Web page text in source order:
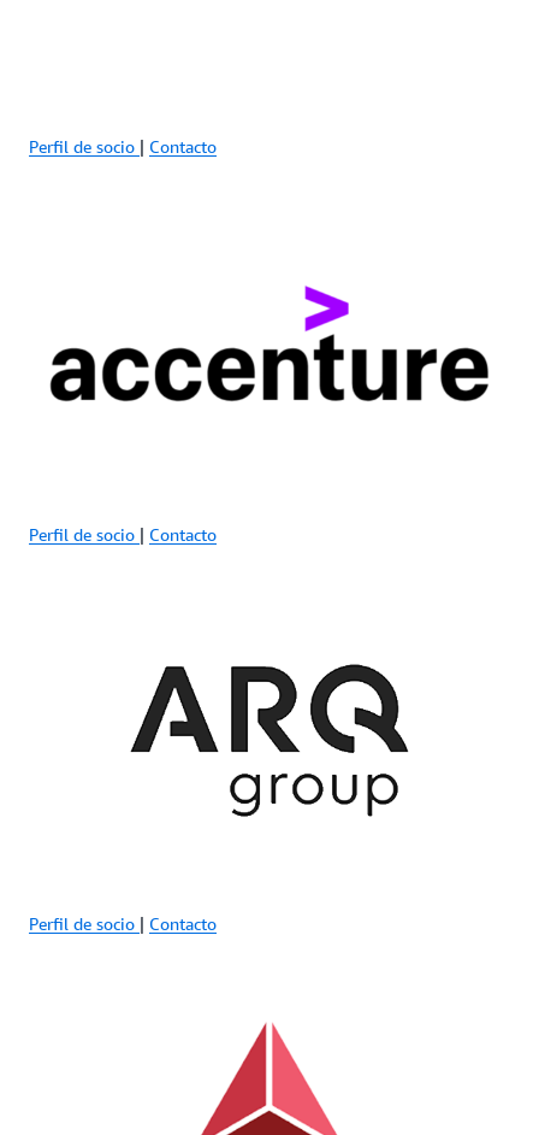
Perfil de socio | Contacto
Perfil de socio | Contacto
Perfil de socio | Contacto